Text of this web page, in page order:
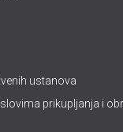
ustanova
prikupljanja i